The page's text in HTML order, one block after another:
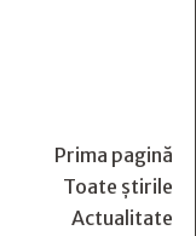
Prima pagină
Toate știrile
Actualitate